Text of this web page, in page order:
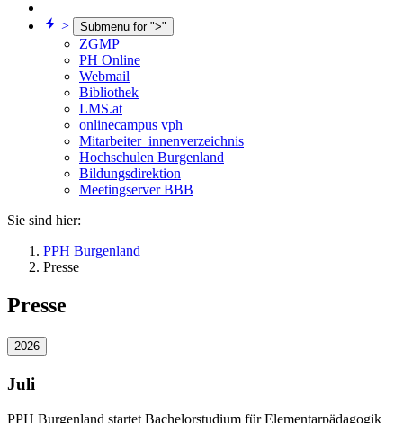
> Submenu for ">"
ZGMP
PH Online
Webmail
Bibliothek
LMS.at
onlinecampus vph
Mitarbeiter_innenverzeichnis
Hochschulen Burgenland
Bildungsdirektion
Meetingserver BBB
Sie sind hier:
PPH Burgenland
Presse
Presse
2026
Juli
PPH Burgenland startet Bachelorstudium für Elementarpädagogik